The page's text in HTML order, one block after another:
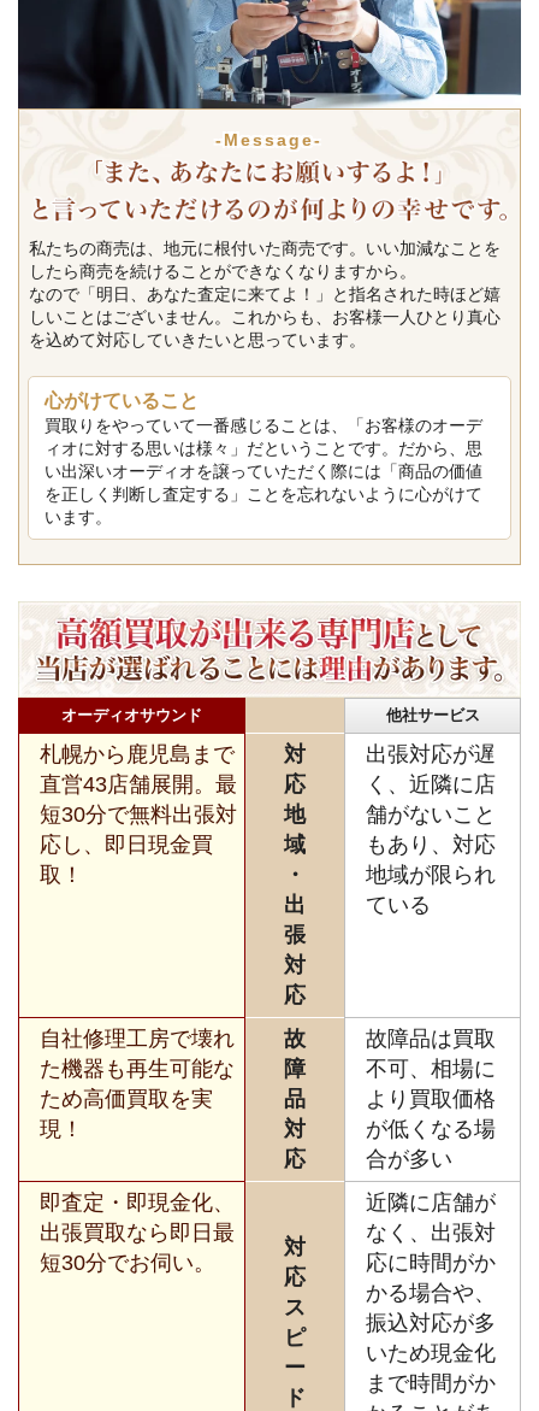
-Message-
私たちの商売は、地元に根付いた商売です。いい加減なことを
したら商売を続けることができなくなりますから。
なので「明日、あなた査定に来てよ！」と指名された時ほど嬉
しいことはございません。これからも、お客様一人ひとり真心
を込めて対応していきたいと思っています。
心がけていること
買取りをやっていて一番感じることは、「お客様のオーデ
ィオに対する思いは様々」だということです。だから、思
い出深いオーディオを譲っていただく際には「商品の価値
を正しく判断し査定する」ことを忘れないように心がけて
います。
オーディオサウンド 他社サービス
札幌から鹿児島まで
直営43店舗展開。最
短30分で無料出張対
応し、即日現金買
取！
対
応
地
域
・
出
張
対
応
出張対応が遅
く、近隣に店
舗がないこと
もあり、対応
地域が限られ
ている
自社修理工房で壊れ
た機器も再生可能な
ため高価買取を実
現！
故
障
品
対
応
故障品は買取
不可、相場に
より買取価格
が低くなる場
合が多い
即査定・即現金化、
出張買取なら即日最
短30分でお伺い。
対
応
ス
ピ
ー
ド
近隣に店舗が
なく、出張対
応に時間がか
かる場合や、
振込対応が多
いため現金化
まで時間がか